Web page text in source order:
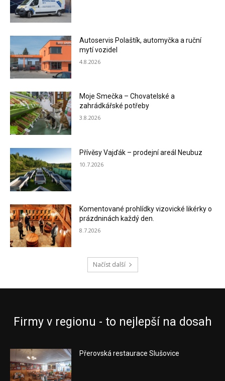
Autoservis Polaštík, automyčka a ruční
mytí vozidel
4.8.2026
Moje Smečka – Chovatelské a
zahrádkářské potřeby
3.8.2026
Přívěsy Vajďák – prodejní areál Neubuz
10.7.2026
Komentované prohlídky vizovické likérky o
prázdninách každý den.
8.7.2026
Načíst další
Firmy v regionu - to nejlepší na dosah
Přerovská restaurace Slušovice